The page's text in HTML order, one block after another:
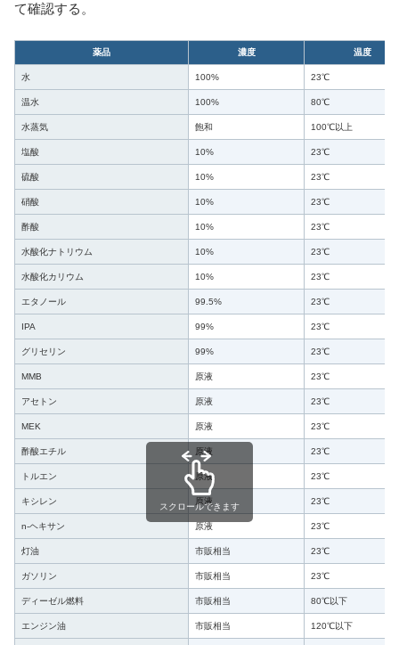
て確認する。
薬品 濃度 温度
水 100% 23℃
温水 100% 80℃
水蒸気 飽和 100℃以上
塩酸 10% 23℃
硫酸 10% 23℃
硝酸 10% 23℃
酢酸 10% 23℃
水酸化ナトリウム 10% 23℃
水酸化カリウム 10% 23℃
エタノール 99.5% 23℃
IPA 99% 23℃
グリセリン 99% 23℃
MMB 原液 23℃
アセトン 原液 23℃
MEK 原液 23℃
酢酸エチル 原液 23℃
トルエン 原液 23℃
キシレン 原液 23℃
n-ヘキサン 原液 23℃
灯油 市販相当 23℃
ガソリン 市販相当 23℃
ディーゼル燃料 市販相当 80℃以下
エンジン油 市販相当 120℃以下
スクロールできます